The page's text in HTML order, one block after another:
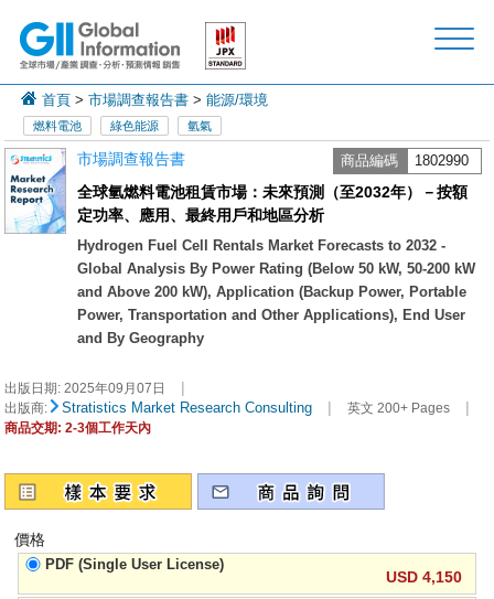
首頁 >市場調查報告書 >能源/環境
燃料電池 綠色能源 氫氣
市場調查報告書 商品編碼 1802990
全球氫燃料電池租賃市場：未來預測（至2032年）－按額
定功率、應用、最終用戶和地區分析
Hydrogen Fuel Cell Rentals Market Forecasts to 2032 -
Global Analysis By Power Rating (Below 50 kW, 50-200 kW
and Above 200 kW), Application (Backup Power, Portable
Power, Transportation and Other Applications), End User
and By Geography
出版日期:2025年09月07日 |
出版商: Stratistics Market Research Consulting | 英文 200+ Pages |
商品交期: 2-3個工作天內
價格
PDF (Single User License)
USD 4,150